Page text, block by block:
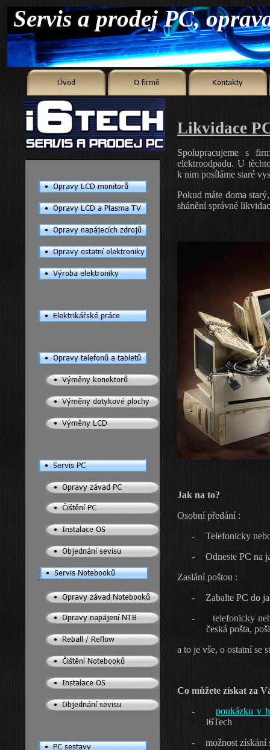
Spolupracujeme s
elektroodpadu. U
k nim posíláme staré
Pokud máte doma
shánění správné
Jak na to?
Osobní předání :
-
Telefonicky
-
Odneste PC na
Zaslání poštou :
-
Zabalte PC do
-
telefonicky
česká pošta,
a to je vše, o ostatní se
Co můžete získat za
-
poukázku v
i6Tech
-
možnost získání